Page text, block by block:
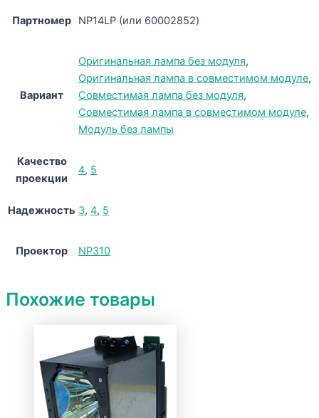
Партномер NP14LP (или 60002852)
Вариант
Оригинальная лампа без модуля,
Оригинальная лампа в совместимом модуле,
Совместимая лампа без модуля,
Совместимая лампа в совместимом модуле,
Модуль без лампы
Качество
проекции
4, 5
Надежность 3, 4, 5
Проектор NP310
Похожие товары